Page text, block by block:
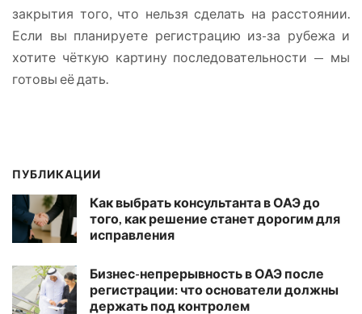
закрытия того, что нельзя сделать на расстоянии.
Если вы планируете регистрацию из-за рубежа и
хотите чёткую картину последовательности — мы
готовы её дать.
ПУБЛИКАЦИИ
Как выбрать консультанта в ОАЭ до
того, как решение станет дорогим для
исправления
Бизнес-непрерывность в ОАЭ после
регистрации: что основатели должны
держать под контролем